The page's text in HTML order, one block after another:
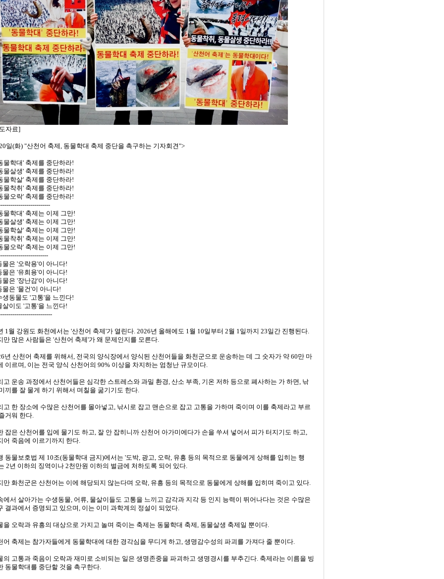
자료]
일(화) "산천어 축제, 동물학대 축제 중단을 촉구하는 기자회견">
물학대' 축제를 중단하라!
물살생' 축제를 중단하라!
물학살' 축제를 중단하라!
물착취' 축제를 중단하라!
물오락' 축제를 중단하라!
물학대' 축제는 이제 그만!
물살생' 축제는 이제 그만!
물학살' 축제는 이제 그만!
물착취' 축제는 이제 그만!
물오락' 축제는 이제 그만!
물은 '오락용'이 아니다!
물은 '유희용'이 아니다!
물은 '장난감'이 아니다!
물은 '물건'이 아니다!
생동물도 '고통'을 느낀다!
살이도 '고통'을 느낀다!
1월 강원도 화천에서는 '산천어 축제'가 열린다. 2026년 올해에도 1월 10일부터 2월 1일까지 23일간 진행된다.
만 많은 사람들은 '산천어 축제'가 왜 문제인지를 모른다.
년 산천어 축제를 위해서, 전국의 양식장에서 양식된 산천어들을 화천군으로 운송하는 데 그 숫자가 약 60만 마
이르며, 이는 전국 양식 산천어의 90% 이상을 차지하는 엄청난 규모이다.
고 운송 과정에서 산천어들은 심각한 스트레스와 과밀 환경, 산소 부족, 기온 저하 등으로 폐사하는 가 하면, 낚
끼를 잘 물게 하기 위해서 며칠을 굶기기도 한다.
고 한 장소에 수많은 산천어를 몰아넣고, 낚시로 잡고 맨손으로 잡고 고통을 가하며 죽이며 이를 축제라고 부르
거워 한다.
잡은 산천어를 입에 물기도 하고, 잘 안 잡히니까 산천어 아가미에다가 손을 쑤셔 넣어서 피가 터지기도 하고,
어 죽음에 이르기까지 한다.
동물보호법 제 10조(동물학대 금지)에서는 '도박, 광고, 오락, 유흥 등의 목적으로 동물에게 상해를 입히는 행
2년 이하의 징역이나 2천만원 이하의 벌금에 처하도록 되어 있다.
만 화천군은 산천어는 이에 해당되지 않는다며 오락, 유흥 등의 목적으로 동물에게 상해를 입히며 죽이고 있다.
에서 살아가는 수생동물, 어류, 물살이들도 고통을 느끼고 감각과 지각 등 인지 능력이 뛰어나다는 것은 수많은
결과에서 증명되고 있으며, 이는 이미 과학계의 정설이 되었다.
을 오락과 유흥의 대상으로 가지고 놀며 죽이는 축제는 동물학대 축제, 동물살생 축제일 뿐이다.
어 축제는 참가자들에게 동물학대에 대한 경각심을 무디게 하고, 생명감수성의 파괴를 가져다 줄 뿐이다.
의 고통과 죽음이 오락과 재미로 소비되는 일은 생명존중을 파괴하고 생명경시를 부추긴다. 축제라는 이름을 빙
동물학대를 중단할 것을 촉구한다.